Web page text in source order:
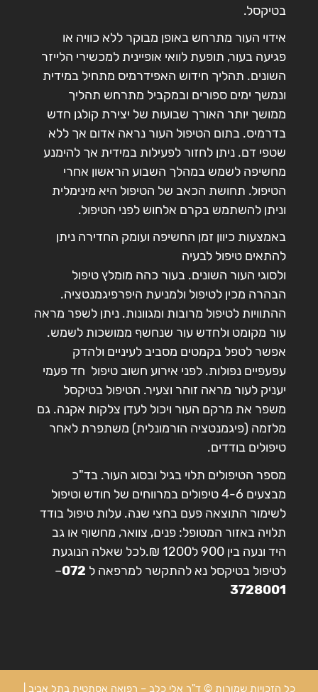
בטיקסל.
אידוי העור מתרחש באופן מבוקר ללא כוויה או
פגיעה בעור, תופעת לוואי אופיינית למכשירי הלייזר
השונים. תהליך חידוש האפידרמיס מתחיל במידית
ונמשך ימים ספורים ובמקביל מתרחש תהליך
ממושך יותר האורך שבועות של יצירת קולגן חדש
בדרמיס. בתום הטיפול העור נראה אדום אך ללא
שטפי דם. ניתן לחזור לפעילות במידית אך להימנע
מחשיפה לשמש במהלך השבוע הראשון אחרי
הטיפול. תחושת הכאב של הטיפול היא מינימלית
וניתן להשתמש בקרם אלחוש לפני הטיפול.
באמצעות כיוון זמן החשיפה ועומק החדירה ניתן
להתאים טיפול לבעיה
ולסוגי העור השונים. בעור כהה מומלץ טיפול
הבהרה מכין לטיפול ולמניעת היפרפיגמנטציה.
ההתוויות לטיפול מרובות ומגוונות. ניתן לשפר מראה
עור מקומט ולחדש עור שנחשף ממושכות לשמש.
אפשר לטפל בקמטים מסביב לעיניים ולהדק
עפעפיים נפולות. לפני אירוע חשוב טיפול חד פעמי
יעניק לעור מראה זוהר וצעיר. הטיפול בטיקסל
משפר את מרקם העור ויכול לעדן צלקות אקנה. גם
מלזמה (פיגמנטציה הורמונלית) משתפרת לאחר
טיפולים בודדים.
מספר הטיפולים תלוי בגיל ובסוג העור. בד"כ
מבצעים 4-6 טיפולים במרווחים של חודש וטיפול
לשימור התוצאה פעם בחצי שנה. עלות טיפול בודד
תלויה באזור המטופל: פנים, צוואר, מחשוף או גב
היד ונעה בין 900 ל1200 ₪.לכל שאלה הנוגעת
לטיפול בטיקסל נא להתקשר למרפאה ל 072
–
3728001
כל הזכויות שמורות © ד"ר אלי כלב – רפואה אסתטית בתל אביב |